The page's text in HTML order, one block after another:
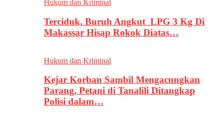
Hukum dan Kriminal
Terciduk, Buruh Angkut LPG 3 Kg Di
Makassar Hisap Rokok Diatas…
Hukum dan Kriminal
Kejar Korban Sambil Mengacungkan
Parang, Petani di Tanalili Ditangkap
Polisi dalam…